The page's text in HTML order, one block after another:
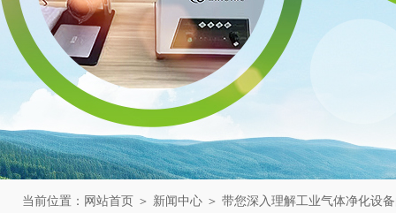
当前位置： 网站首页 ＞ 新闻中心 ＞ 带您深入理解工业气体净化设